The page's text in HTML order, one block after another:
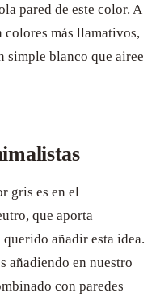
pared de este color. A
colores más llamativos,
simple blanco que airee
gris es en el
que aporta
añadir esta idea.
añadiendo en nuestro
con paredes